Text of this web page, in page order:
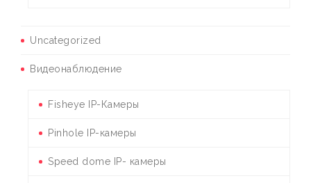
Uncategorized
Видеонаблюдение
Fisheye IP-Камеры
Pinhole IP-камеры
Speed dome IP- камеры